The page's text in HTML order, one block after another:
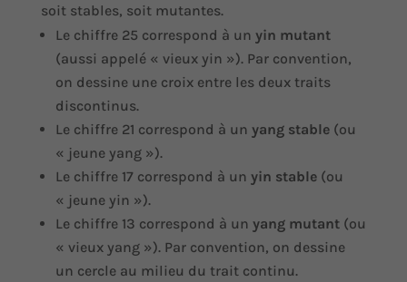
soit stables, soit mutantes.
Le chiffre 25 correspond à un yin mutant
(aussi appelé « vieux yin »). Par convention,
on dessine une croix entre les deux traits
discontinus.
Le chiffre 21 correspond à un yang stable(ou
« jeune yang »).
Le chiffre 17 correspond à un yin stable(ou
« jeune yin »).
Le chiffre 13 correspond à un yang mutant(ou
« vieux yang »). Par convention, on dessine
un cercle au milieu du trait continu.